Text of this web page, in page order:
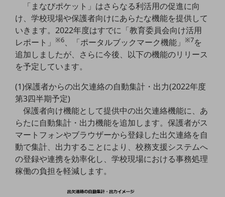
衛星携帯電話
IOT完了済みメーカーブランド製品
料金
料金TOP
ドコモBiz データ無制限 ドコモ MAX ドコモ mini ドコモBiz かけ放題
ケータイプラン
5Gデータプラス
データプラス
IoT向け回線料金
home5Gプラン
モバイルサービス
「まなびポケット」はさらなる利活用の促進に向
け、学校現場や保護者向けにあらたな機能を提供して
いきます。2022年度はすでに「教育委員会向け活用
レポート」※6、「ポータルブックマーク機能」※7を
追加しましたが、さらに今後、以下の機能のリリース
を予定しています。
(1)保護者からの出欠連絡の自動集計・出力(2022年度
第3四半期予定)
保護者向け機能として提供中の出欠連絡機能に、あ
らたに自動集計・出力機能を追加します。保護者がス
マートフォンやブラウザーから登録した出欠連絡を自
動で集計、出力することにより、校務支援システムへ
の登録や連携を効率化し、学校現場における事務処理
稼働の負担を軽減します。